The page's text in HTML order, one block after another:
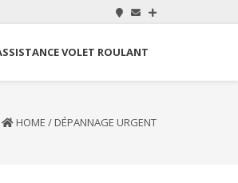
VOLET ROULANT
HOME / DÉPANNAGE URGENT